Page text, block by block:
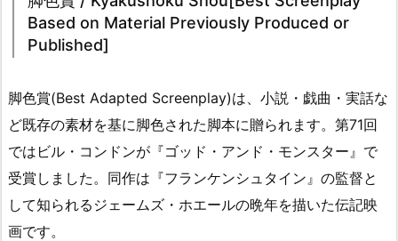
Based on Material Previously Produced or
Published]
脚色賞(Best Adapted Screenplay)は、小説・戯曲・実話な
ど既存の素材を基に脚色された脚本に贈られます。第71回
ではビル・コンドンが『ゴッド・アンド・モンスター』で
受賞しました。同作は『フランケンシュタイン』の監督と
して知られるジェームズ・ホエールの晩年を描いた伝記映
画です。